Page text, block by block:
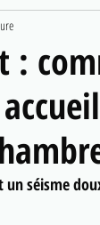
:
un séisme